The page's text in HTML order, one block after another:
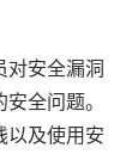
对安全漏洞
全问题。
以及使用安